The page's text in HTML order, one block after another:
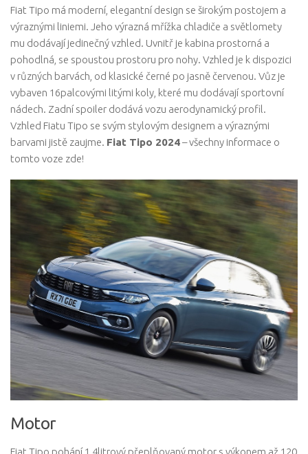
Fiat Tipo má moderní, elegantní design se širokým postojem a
výraznými liniemi. Jeho výrazná mřížka chladiče a světlomety
mu dodávají jedinečný vzhled. Uvnitř je kabina prostorná a
pohodlná, se spoustou prostoru pro nohy. Vzhled je k dispozici
v různých barvách, od klasické černé po jasně červenou. Vůz je
vybaven 16palcovými litými koly, které mu dodávají sportovní
nádech. Zadní spoiler dodává vozu aerodynamický profil.
Vzhled Fiatu Tipo se svým stylovým designem a výraznými
barvami jistě zaujme. Fiat Tipo 2024– všechny informace o
tomto voze zde!
Motor
Fiat Tipo pohání 1,4litrový přeplňovaný motor s výkonem až 120